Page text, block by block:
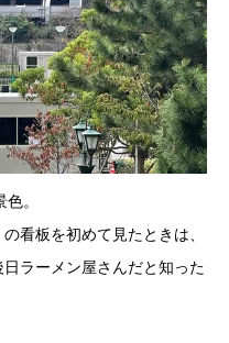
。
看板を初めて見たときは、
ラーメン屋さんだと知った